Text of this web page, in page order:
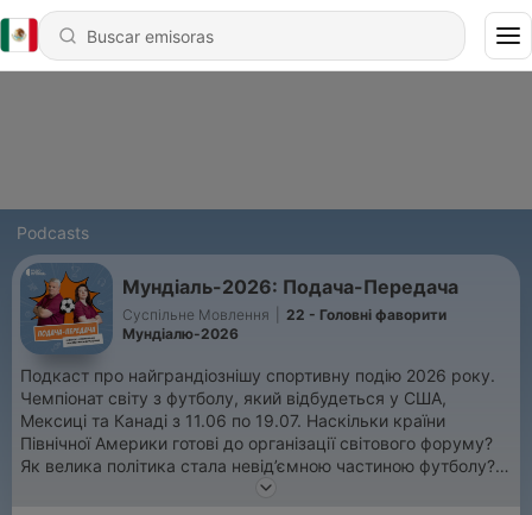
Podcasts
Мундіаль-2026: Подача-Передача
Суспільне Мовлення
22 - Головні фаворити
Мундіалю-2026
Подкаст про найграндіознішу спортивну подію 2026 року.
Чемпіонат світу з футболу, який відбудеться у США,
Мексиці та Канаді з 11.06 по 19.07. Наскільки країни
Північної Америки готові до організації світового форуму?
Як велика політика стала невід’ємною частиною футболу?
Ведучі Радіо Промінь Ілона Степанченко та Костянтин